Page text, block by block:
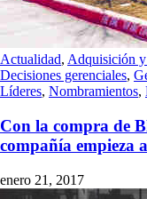
Actualidad, Adquisición
Decisiones gerenciales,
Líderes, Nombramientos,
Con la compra de
compañía empieza
enero 21, 2017